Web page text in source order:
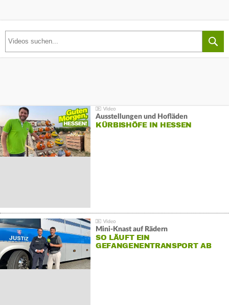
Ausstellungen und Hofläden
KÜRBISHÖFE IN HESSEN
Mini-Knast auf Rädern
SO LÄUFT EIN
GEFANGENENTRANSPORT AB